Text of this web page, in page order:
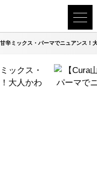
甘辛ミックス・パーマでニュアンス！